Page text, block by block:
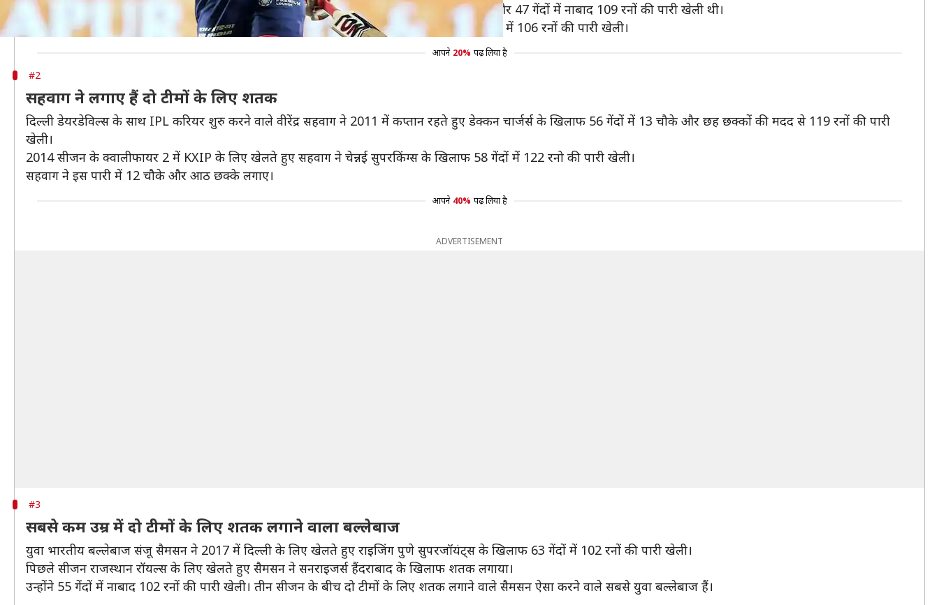
2008 में डेक्कन चार्जर्स के लिए खेलते हुए उन्होंने मुंबई इंडियंस के खिलाफ 42 गेंदों में शतक लगाया था और 47 गेंदों में नाबाद 109 रनों की पारी खेली थी।
2011 में किंग्स इलेवन पंजाब के कप्तान रहने वाले गिलक्रिस्ट ने रॉयल चैंलेजर्स बैंगलोर के खिलाफ 55 गेंदों में 106 रनों की पारी खेली।
आपने 20% पढ़ लिया है
#2
सहवाग ने लगाए हैं दो टीमों के लिए शतक
दिल्ली डेयरडेविल्स के साथ IPL करियर शुरु करने वाले वीरेंद्र सहवाग ने 2011 में कप्तान रहते हुए डेक्कन चार्जर्स के खिलाफ 56 गेंदों में 13 चौके और छह छक्कों की मदद से 119 रनों की पारी
खेली।
2014 सीजन के क्वालीफायर 2 में KXIP के लिए खेलते हुए सहवाग ने चेन्नई सुपरकिंग्स के खिलाफ 58 गेंदों में 122 रनो की पारी खेली।
सहवाग ने इस पारी में 12 चौके और आठ छक्के लगाए।
आपने 40% पढ़ लिया है
ADVERTISEMENT
#3
सबसे कम उम्र में दो टीमों के लिए शतक लगाने वाला बल्लेबाज
युवा भारतीय बल्लेबाज संजू सैमसन ने 2017 में दिल्ली के लिए खेलते हुए राइजिंग पुणे सुपरजॉयंट्स के खिलाफ 63 गेंदों में 102 रनों की पारी खेली।
पिछले सीजन राजस्थान रॉयल्स के लिए खेलते हुए सैमसन ने सनराइजर्स हैंदराबाद के खिलाफ शतक लगाया।
उन्होंने 55 गेंदों में नाबाद 102 रनों की पारी खेली। तीन सीजन के बीच दो टीमों के लिए शतक लगाने वाले सैमसन ऐसा करने वाले सबसे युवा बल्लेबाज हैं।